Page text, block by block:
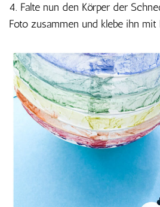
4. Falte nun den Körper der
Foto zusammen und klebe ihn mit